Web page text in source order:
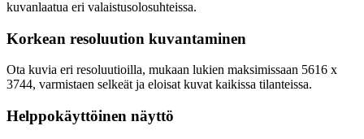
kuvanlaatua eri valaistusolosuhteissa.
Korkean resoluution kuvantaminen
Ota kuvia eri resoluutioilla, mukaan lukien maksimissaan 5616 x
3744, varmistaen selkeät ja eloisat kuvat kaikissa tilanteissa.
Helppokäyttöinen näyttö